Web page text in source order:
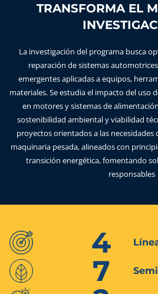
TRANSFORMA EL
La investigación del programa busca
reparación de sistemas
emergentes aplicadas a equipos,
materiales. Se estudia el impacto del uso
en motores y sistemas de
sostenibilidad ambiental y viabilidad
proyectos orientados a las
maquinaria pesada, alineados con
transición energética, fomentando
responsables
4
7